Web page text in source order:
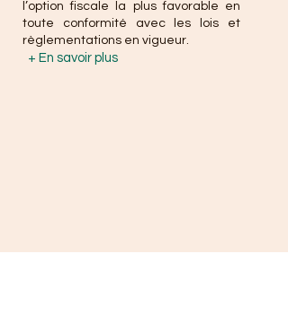
l’option fiscale la plus favorable en
toute conformité avec les lois et
règlementations en vigueur.
+ En savoir plus